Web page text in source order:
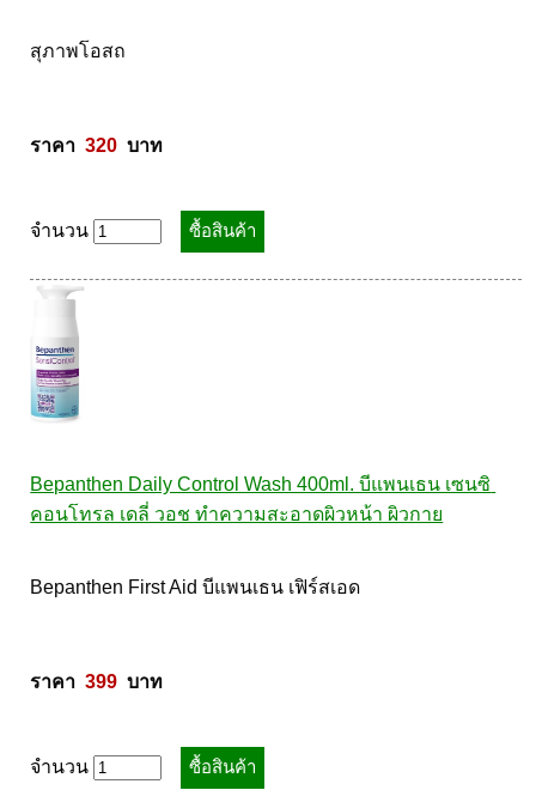
สุภาพโอสถ
ราคา 320
  บาท
จำนวน
Bepanthen Daily Control Wash 400ml. บีแพนเธน เซนซิ
คอนโทรล เดลี่ วอช ทำความสะอาดผิวหน้า ผิวกาย
Bepanthen First Aid บีแพนเธน เฟิร์สเอด
ราคา 399
  บาท
จำนวน